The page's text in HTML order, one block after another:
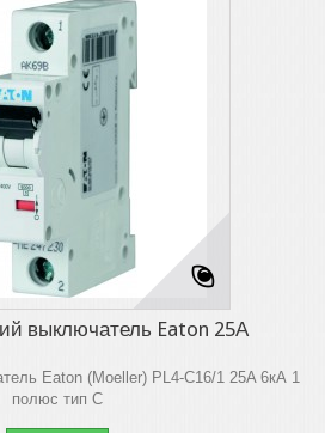
выключатель Eaton 25А
Eaton (Moeller) PL4-C16/1 25A 6кА 1
полюс тип C